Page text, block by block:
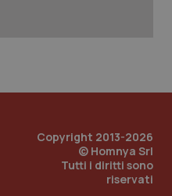
Copyright 2013-2026
© Homnya Srl
Tutti i diritti sono
riservati